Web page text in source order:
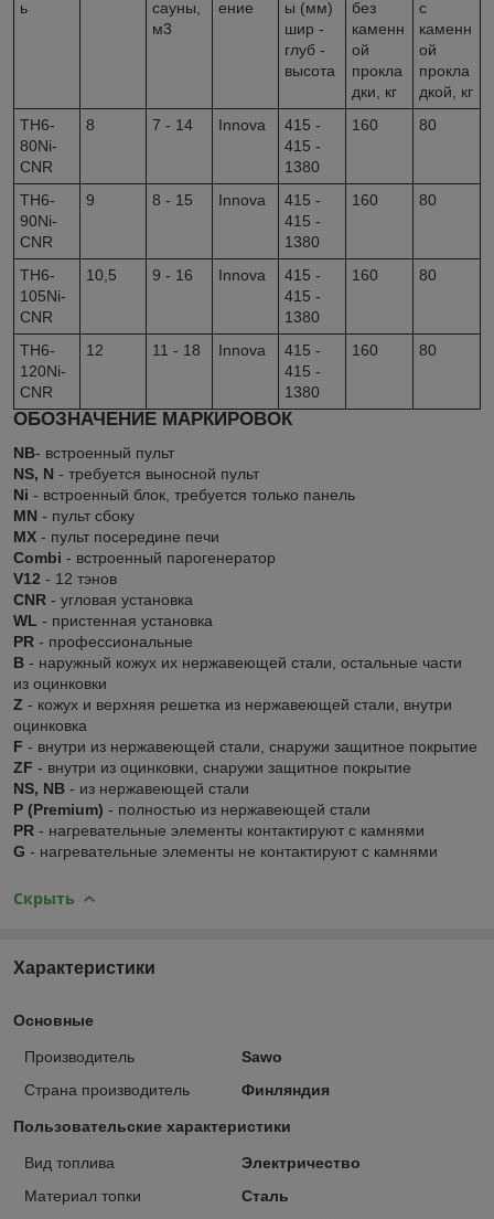
ь
сауны,
м3
ение
ы (мм)
шир -
глуб -
высота
без
каменн
ой
прокла
дки, кг
с
каменн
ой
прокла
дкой, кг
TH6-
80Ni-
CNR
8 7 - 14 Innova
415 -
415 -
1380
160 80
TH6-
90Ni-
CNR
9 8 - 15 Innova
415 -
415 -
1380
160 80
TH6-
105Ni-
CNR
10,5 9 - 16 Innova
415 -
415 -
1380
160 80
TH6-
120Ni-
CNR
12 11 - 18 Innova
415 -
415 -
1380
160 80
ОБОЗНАЧЕНИЕ МАРКИРОВОК
NB- встроенный пульт
NS, N - требуется выносной пульт
Ni - встроенный блок, требуется только панель
MN - пульт сбоку
MX - пульт посередине печи
Combi - встроенный парогенератор
V12 - 12 тэнов
CNR - угловая установка
WL - пристенная установка
PR - профессиональные
В - наружный кожух их нержавеющей стали, остальные части
из оцинковки
Z - кожух и верхняя решетка из нержавеющей стали, внутри
оцинковка
F - внутри из нержавеющей стали, снаружи защитное покрытие
ZF - внутри из оцинковки, снаружи защитное покрытие
NS, NB - из нержавеющей стали
P (Premium) - полностью из нержавеющей стали
PR - нагревательные элементы контактируют с камнями
G - нагревательные элементы не контактируют с камнями
Скрыть
Характеристики
Основные
Производитель
Sawo
Страна производитель
Финляндия
Пользовательские характеристики
Вид топлива
Электричество
Материал топки
Сталь